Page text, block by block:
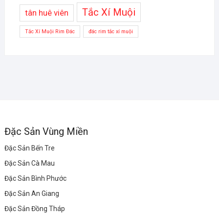
tân huê viên Tắc Xí Muội
Tắc Xí Muội Rim Đác đác rim tắc xí muội
Đặc Sản Vùng Miền
Đặc Sản Bến Tre
Đặc Sản Cà Mau
Đặc Sản Bình Phước
Đặc Sản An Giang
Đặc Sản Đồng Tháp